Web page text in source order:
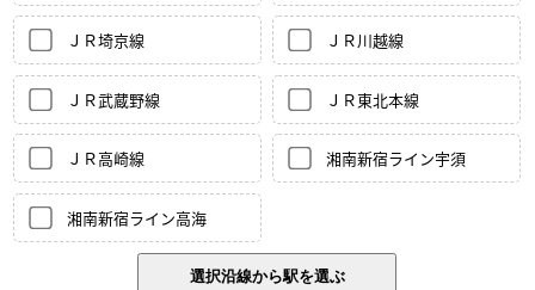
ＪＲ埼京線 ＪＲ川越線
ＪＲ武蔵野線 ＪＲ東北本線
ＪＲ高崎線 湘南新宿ライン宇須
湘南新宿ライン高海